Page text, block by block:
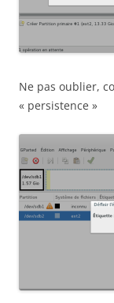
Ne pas oublier,
« persistence »